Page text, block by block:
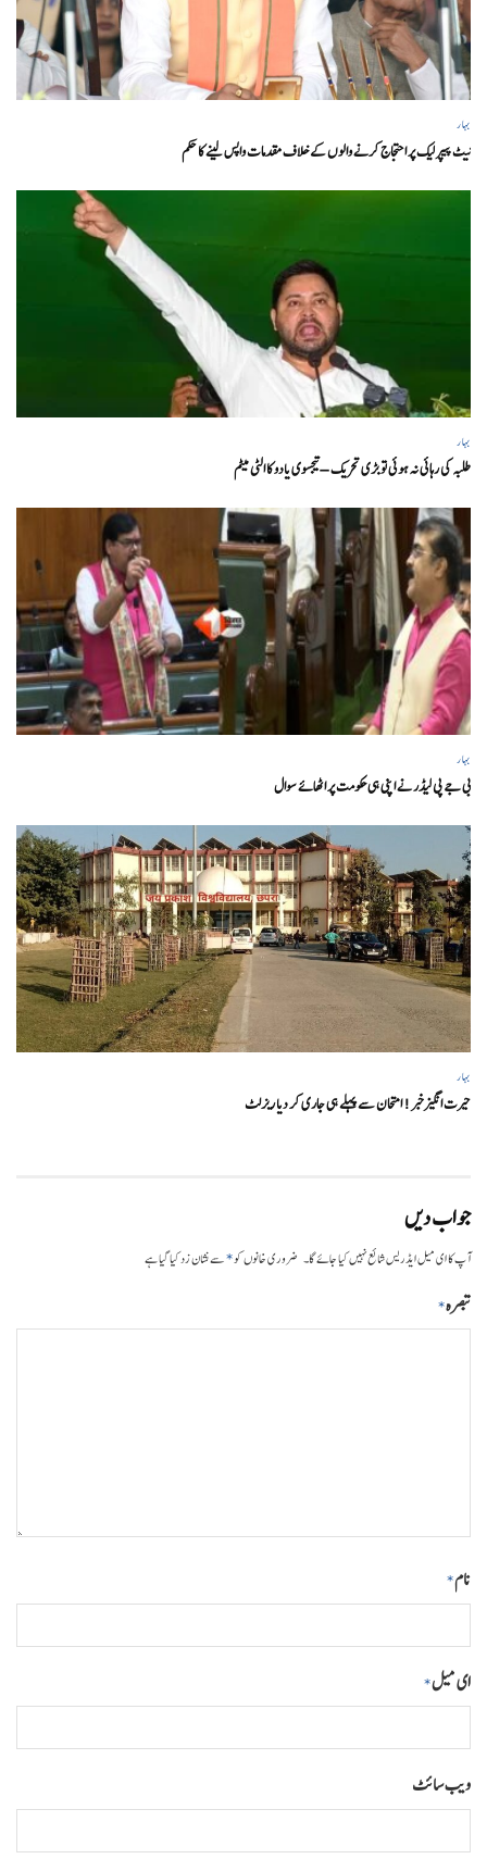
بہار
نیٹ پیپر لیک پر احتجاج کرنے والوں کے خلاف مقدمات واپس لینے کا حکم
بہار
طلبہ کی رہائی نہ ہوئی تو بڑی تحریک – تیجسوی یادو کا الٹی میٹم
بہار
بی جے پی لیڈر نے اپنی ہی حکومت پر اٹھائے سوال
بہار
حیرت انگیزخبر ! امتحان سے پہلے ہی جاری کر دیا ریزلٹ
جواب دیں
آپ کا ای میل ایڈریس شائع نہیں کیا جائے گا۔ ضروری خانوں کو*سے نشان زد کیا گیا ہے
تبصرہ*
نام*
ای میل*
ویب‌ سائٹ